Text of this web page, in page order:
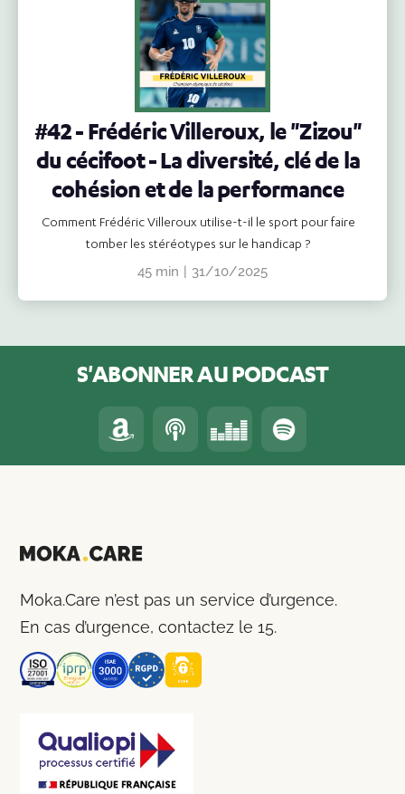
#42 - Frédéric Villeroux, le "Zizou"
du cécifoot - La diversité, clé de la
cohésion et de la performance
Comment Frédéric Villeroux utilise-t-il le sport pour faire
tomber les stéréotypes sur le handicap ?
45 min | 31/10/2025
S'ABONNER AU PODCAST
Moka.Care n’est pas un service d’urgence.
En cas d’urgence, contactez le 15.